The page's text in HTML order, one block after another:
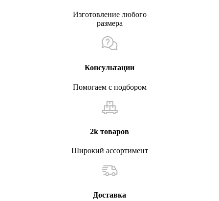
Изготовление любого
размера
Консультации
Помогаем с подбором
2k товаров
Широкий ассортимент
Доставка